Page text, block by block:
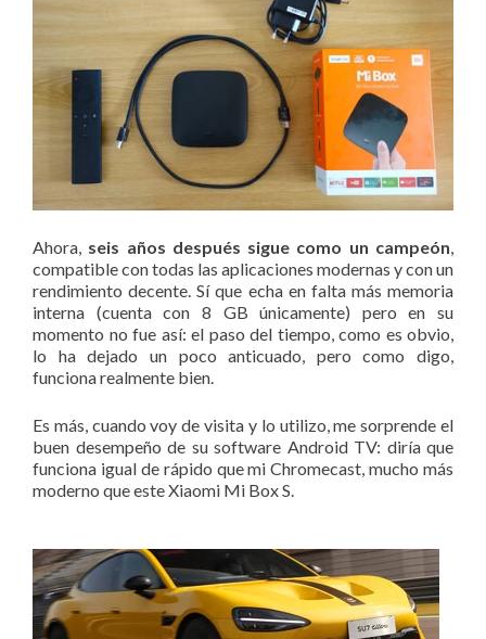
Ahora, seis años después sigue como un campeón
compatible con todas las aplicaciones modernas y con un
rendimiento decente. Sí que echa en falta más memoria
interna (cuenta con 8 GB únicamente) pero en su
momento no fue así: el paso del tiempo, como es obvio,
lo ha dejado un poco anticuado, pero como digo,
funciona realmente bien.
Es más, cuando voy de visita y lo utilizo, me sorprende el
buen desempeño de su software Android TV: diría que
funciona igual de rápido que mi Chromecast, mucho más
moderno que este Xiaomi Mi Box S.